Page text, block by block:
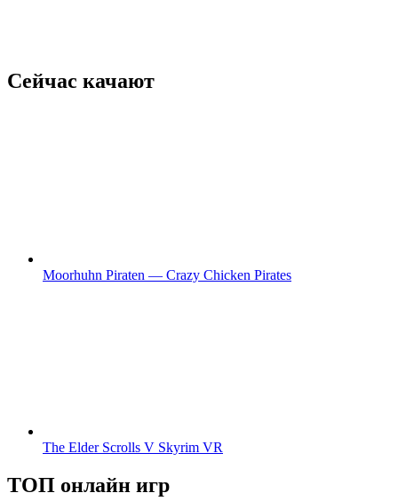
Сейчас качают
Moorhuhn Piraten — Crazy Chicken Pirates
The Elder Scrolls V Skyrim VR
ТОП онлайн игр